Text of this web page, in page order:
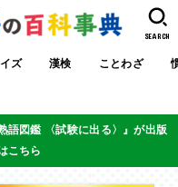
ズ 漢検 ことわざ
SEARCH
語図鑑 〈試験に出る〉』が出版
こちら